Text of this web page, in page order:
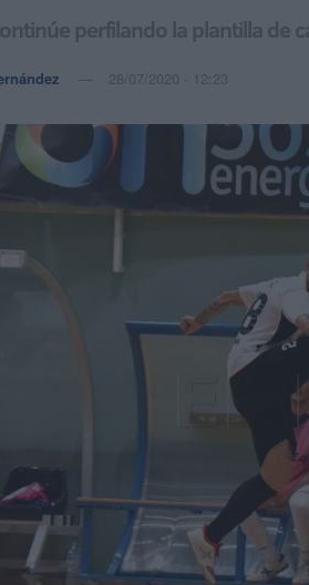
perfilando la plantilla de
28/07/2020 - 12:23